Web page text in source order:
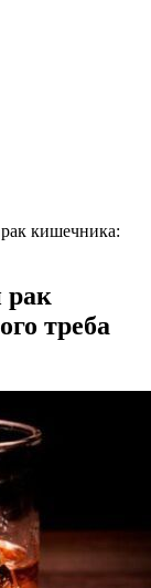
кишечника:
рак
треба